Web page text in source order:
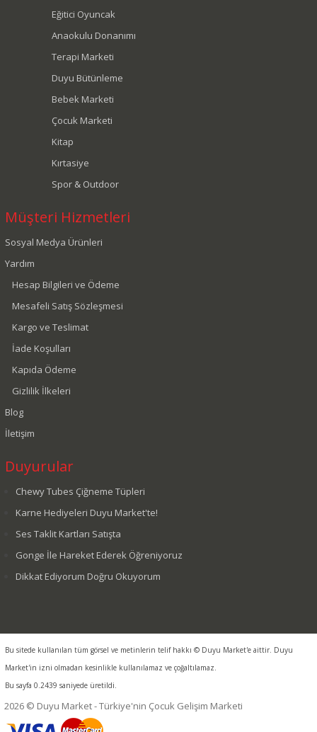
Eğitici Oyuncak
Anaokulu Donanımı
Terapi Marketi
Duyu Bütünleme
Bebek Marketi
Çocuk Marketi
Kitap
Kırtasiye
Spor & Outdoor
Müşteri Hizmetleri
Sosyal Medya Ürünleri
Yardım
Hesap Bilgileri ve Ödeme
Mesafeli Satış Sözleşmesi
Kargo ve Teslimat
İade Koşulları
Kapıda Ödeme
Gizlilik İlkeleri
Blog
İletişim
Duyurular
Chewy Tubes Çiğneme Tüpleri
Karne Hediyeleri Duyu Market'te!
Ses Taklit Kartları Satışta
Gonge İle Hareket Ederek Öğreniyoruz
Dikkat Ediyorum Doğru Okuyorum
Bu sitede kullanılan tüm görsel ve metinlerin telif hakkı © Duyu Market'e aittir. Duyu
Market'in izni olmadan kesinlikle kullanılamaz ve çoğaltılamaz.
Bu sayfa 0.2439 saniyede üretildi.
2026 © Duyu Market - Türkiye'nin Çocuk Gelişim Marketi